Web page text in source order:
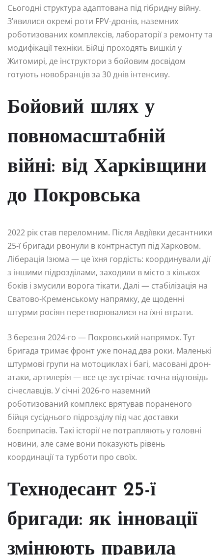
Сьогодні структура адаптована під гібридну війну.
З’явилися окремі роти FPV-дронів, наземних
роботизованих комплексів, лабораторії з ремонту та
модифікації техніки. Бійці проходять вишкіл у
Житомирі, де інструктори з бойовим досвідом
готують новобранців за 30 днів інтенсиву.
Бойовий шлях у
повномасштабній
війні: від Харківщини
до Покровська
2022 рік став переломним. Після Авдіївки десантники
25-ї бригади рвонули в контрнаступ під Харковом.
Ліберація Ізюма — це їхня гордість: координували дії
з іншими підрозділами, заходили в місто з кількох
боків і змусили ворога тікати. Далі — стабілізація на
Сватово-Кременському напрямку, де щоденні
штурми росіян перетворювалися на їхні втрати.
З березня 2024-го — Покровський напрямок. Тут
бригада тримає фронт уже понад два роки. Маленькі
штурмові групи на мотоциклах і багі, масовані дрон-
атаки, артилерія — все це зустрічає точна відповідь
січеславців. У січні 2026-го наземний
роботизований комплекс врятував пораненого
бійця сусіднього підрозділу під час доставки
боєприпасів. Такі історії не потрапляють у головні
новини, але саме вони показують рівень
координації та турботи про своїх.
Технодесант 25-ї
бригади: як інновації
змінюють правила